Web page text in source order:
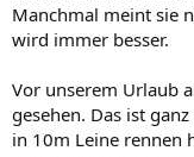
Manchmal meint sie
wird immer besser.
Vor unserem Urlaub
gesehen. Das ist
in 10m Leine rennen